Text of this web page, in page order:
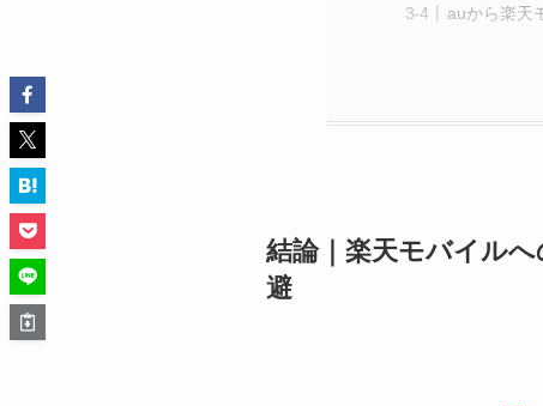
auから楽天
結論｜楽天モバイル
避